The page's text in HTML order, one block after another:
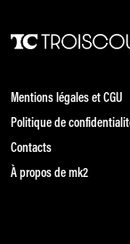
Mentions légales et CGU
Politique de
Contacts
À propos de mk2